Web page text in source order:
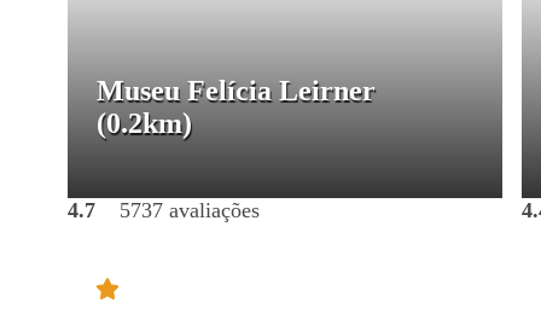
Museu Felícia Leirner
(0.2km)
4.7 5737 avaliações